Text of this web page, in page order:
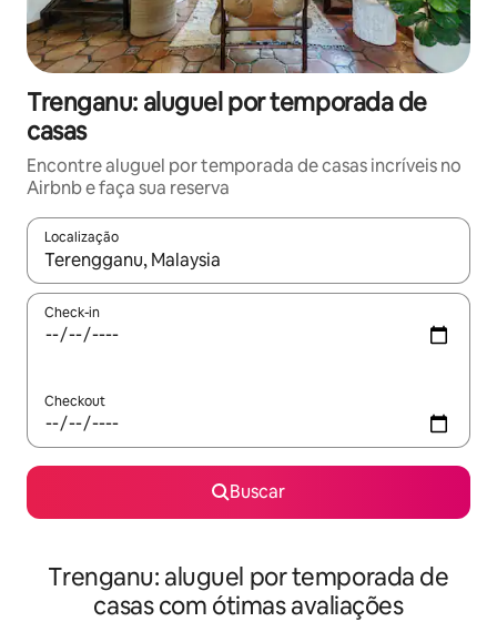
Trenganu: aluguel por temporada de
casas
Encontre aluguel por temporada de casas incríveis no
Airbnb e faça sua reserva
Localização
Quando os resultados estiverem disponíveis, explore-os
Check-in
Checkout
Buscar
Trenganu: aluguel por temporada de
casas com ótimas avaliações